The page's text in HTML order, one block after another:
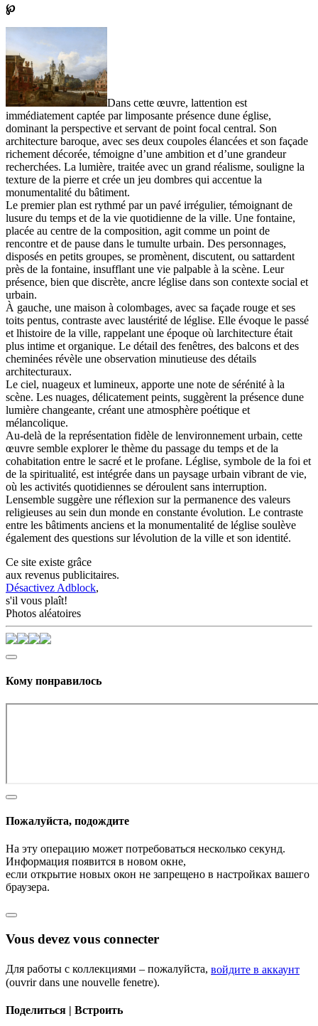
℘
Dans cette œuvre, lattention est
immédiatement captée par limposante présence dune église,
dominant la perspective et servant de point focal central. Son
architecture baroque, avec ses deux coupoles élancées et son façade
richement décorée, témoigne d’une ambition et d’une grandeur
recherchées. La lumière, traitée avec un grand réalisme, souligne la
texture de la pierre et crée un jeu dombres qui accentue la
monumentalité du bâtiment.
Le premier plan est rythmé par un pavé irrégulier, témoignant de
lusure du temps et de la vie quotidienne de la ville. Une fontaine,
placée au centre de la composition, agit comme un point de
rencontre et de pause dans le tumulte urbain. Des personnages,
disposés en petits groupes, se promènent, discutent, ou sattardent
près de la fontaine, insufflant une vie palpable à la scène. Leur
présence, bien que discrète, ancre léglise dans son contexte social et
urbain.
À gauche, une maison à colombages, avec sa façade rouge et ses
toits pentus, contraste avec laustérité de léglise. Elle évoque le passé
et lhistoire de la ville, rappelant une époque où larchitecture était
plus intime et organique. Le détail des fenêtres, des balcons et des
cheminées révèle une observation minutieuse des détails
architecturaux.
Le ciel, nuageux et lumineux, apporte une note de sérénité à la
scène. Les nuages, délicatement peints, suggèrent la présence dune
lumière changeante, créant une atmosphère poétique et
mélancolique.
Au-delà de la représentation fidèle de lenvironnement urbain, cette
œuvre semble explorer le thème du passage du temps et de la
cohabitation entre le sacré et le profane. Léglise, symbole de la foi et
de la spiritualité, est intégrée dans un paysage urbain vibrant de vie,
où les activités quotidiennes se déroulent sans interruption.
Lensemble suggère une réflexion sur la permanence des valeurs
religieuses au sein dun monde en constante évolution. Le contraste
entre les bâtiments anciens et la monumentalité de léglise soulève
également des questions sur lévolution de la ville et son identité.
Ce site existe grâce
aux revenus publicitaires.
Désactivez Adblock,
s'il vous plaît!
Photos aléatoires
Кому понравилось
Пожалуйста, подождите
На эту операцию может потребоваться несколько секунд.
Информация появится в новом окне,
если открытие новых окон не запрещено в настройках вашего
браузера.
Vous devez vous connecter
Для работы с коллекциями – пожалуйста, войдите в аккаунт
(ouvrir dans une nouvelle fenetre).
Поделиться | Встроить